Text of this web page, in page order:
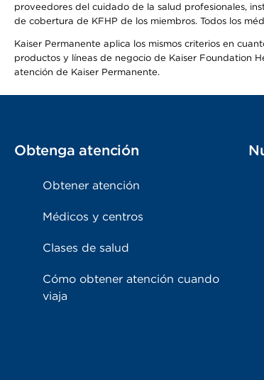
proveedores del cuidado de la salud profesionales,
de cobertura de KFHP de los miembros. Todos los
Kaiser Permanente aplica los mismos criterios en
productos y líneas de negocio de Kaiser Foundation
atención de Kaiser Permanente.
Obtenga atención
Obtener atención
Médicos y centros
Clases de salud
Cómo obtener atención cuando
viaja